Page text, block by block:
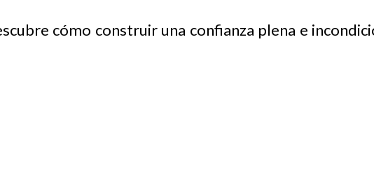
cómo construir una confianza plena e